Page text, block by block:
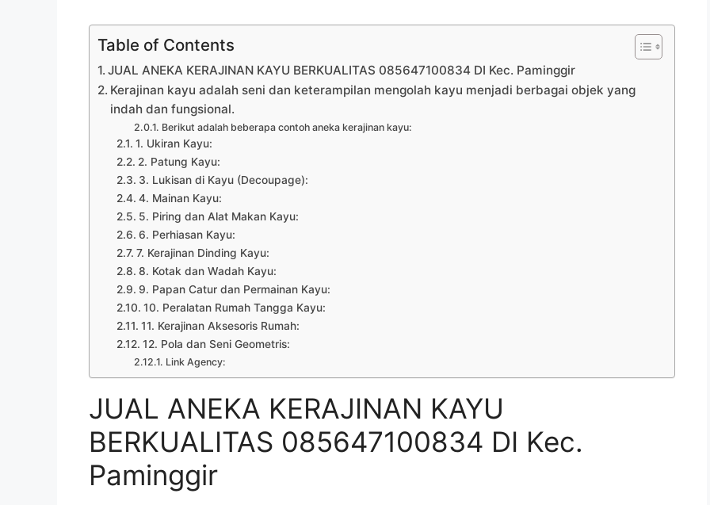
Table of Contents
JUAL ANEKA KERAJINAN KAYU BERKUALITAS 085647100834 DI Kec. Paminggir
Kerajinan kayu adalah seni dan keterampilan mengolah kayu menjadi berbagai objek yang
indah dan fungsional.
Berikut adalah beberapa contoh aneka kerajinan kayu:
1. Ukiran Kayu:
2. Patung Kayu:
3. Lukisan di Kayu (Decoupage):
4. Mainan Kayu:
5. Piring dan Alat Makan Kayu:
6. Perhiasan Kayu:
7. Kerajinan Dinding Kayu:
8. Kotak dan Wadah Kayu:
9. Papan Catur dan Permainan Kayu:
10. Peralatan Rumah Tangga Kayu:
11. Kerajinan Aksesoris Rumah:
12. Pola dan Seni Geometris:
Link Agency:
JUAL ANEKA KERAJINAN KAYU
BERKUALITAS 085647100834 DI Kec.
Paminggir